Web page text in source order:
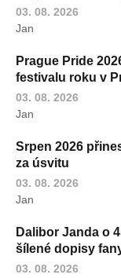
03. 08. 2026
Jan
Prague Pride
festivalu roku v
03. 08. 2026
Jan
Srpen 2026
za úsvitu
03. 08. 2026
Jan
Dalibor Janda o
šílené dopisy
03. 08. 2026